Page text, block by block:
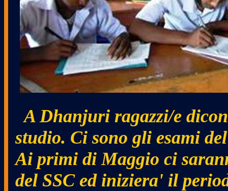
A Dhanjuri ragazzi/e
studio. Ci sono gli esami
Ai primi di Maggio ci
del SSC ed iniziera' il